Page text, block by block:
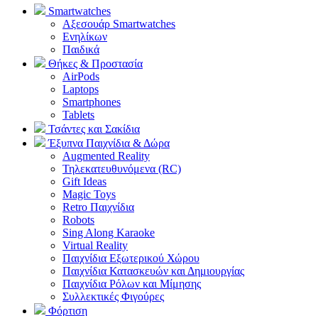
Smartwatches
Αξεσουάρ Smartwatches
Ενηλίκων
Παιδικά
Θήκες & Προστασία
AirPods
Laptops
Smartphones
Tablets
Τσάντες και Σακίδια
Έξυπνα Παιχνίδια & Δώρα
Augmented Reality
Τηλεκατευθυνόμενα (RC)
Gift Ideas
Magic Toys
Retro Παιχνίδια
Robots
Sing Along Karaoke
Virtual Reality
Παιχνίδια Εξωτερικού Χώρου
Παιχνίδια Κατασκευών και Δημιουργίας
Παιχνίδια Ρόλων και Μίμησης
Συλλεκτικές Φιγούρες
Φόρτιση